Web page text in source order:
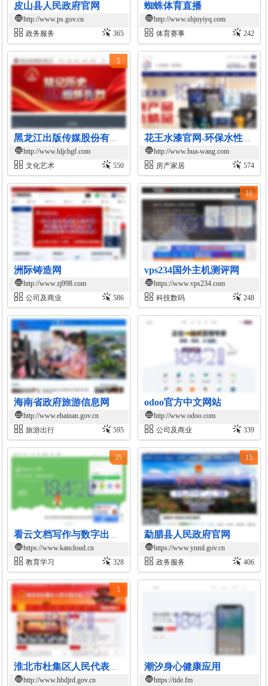
皮山县人民政府官网
http://www.ps.gov.cn
政务服务
365
蜘蛛体育直播
http://www.shjuyiyq.com
体育赛事
242
黑龙江出版传媒股份有限公司官网
http://www.hljcbgf.com
文化艺术
550
5
花王水漆官网-环保水性涂料品牌
http://www.hua-wang.com
房产家居
574
洲际铸造网
http://www.zj998.com
公司及商业
586
vps234国外主机测评网
https://www.vps234.com
科技数码
248
10
海南省政府旅游信息网
http://www.ehainan.gov.cn
旅游出行
595
odoo官方中文网站
http://www.odoo.com
公司及商业
339
看云文档写作与数字出版平台
https://www.kancloud.cn
教育学习
328
35
勐腊县人民政府官网
https://www.ynml.gov.cn
政务服务
406
15
淮北市杜集区人民代表大会官网
http://www.hbdjrd.gov.cn
5
潮汐身心健康应用
https://tide.fm